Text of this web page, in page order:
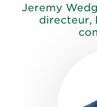
Jeremy
directeur,